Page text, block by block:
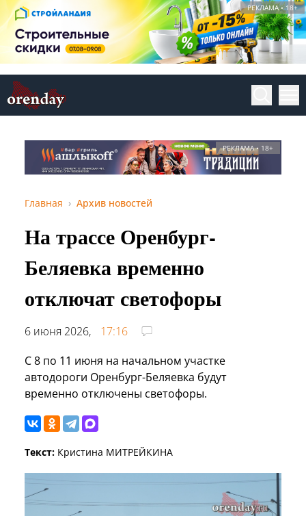
РЕКЛАМА • 18+
РЕКЛАМА • 18+
Главная Архив новостей
На трассе Оренбург-
Беляевка временно
отключат светофоры
6 июня 2026,
17:16
С 8 по 11 июня на начальном участке
автодороги Оренбург-Беляевка будут
временно отключены светофоры.
Текст: Кристина МИТРЕЙКИНА